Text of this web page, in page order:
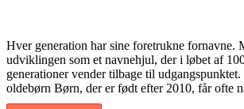
Hver generation har sine foretrukne fornavne.
udviklingen som et navnehjul, der i løbet af
generationer vender tilbage til
oldebørn Børn, der er født efter 2010, får ofte